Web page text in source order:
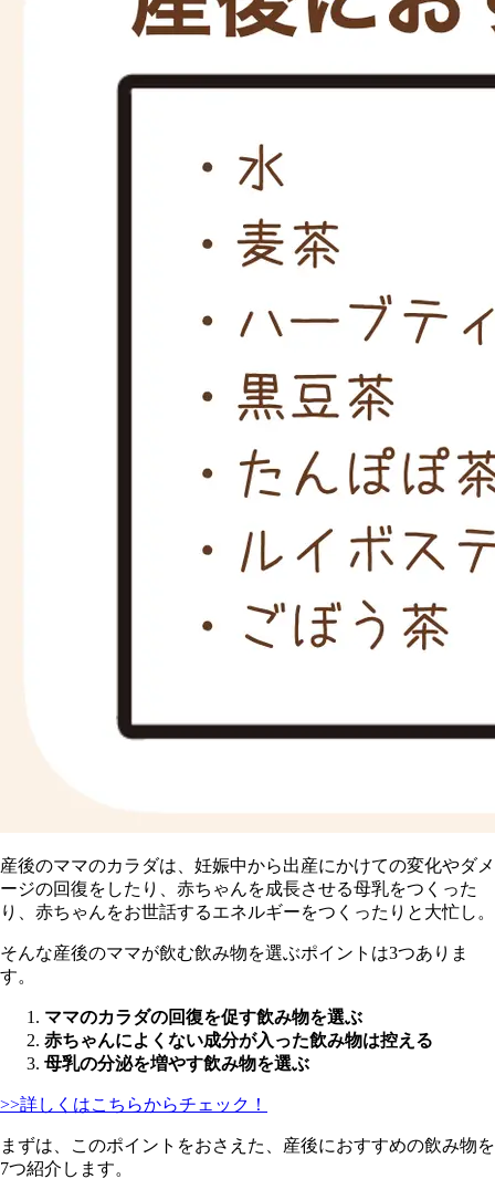
産後のママのカラダは、妊娠中から出産にかけての変化やダメ
ージの回復をしたり、赤ちゃんを成長させる母乳をつくった
り、赤ちゃんをお世話するエネルギーをつくったりと大忙し。
そんな産後のママが飲む飲み物を選ぶポイントは3つありま
す。
ママのカラダの回復を促す飲み物を選ぶ
赤ちゃんによくない成分が入った飲み物は控える
母乳の分泌を増やす飲み物を選ぶ
>>詳しくはこちらからチェック！
まずは、このポイントをおさえた、産後におすすめの飲み物を
7つ紹介します。